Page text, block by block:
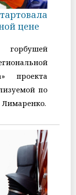
цене
горбушей
проекта
по
Лимаренко.